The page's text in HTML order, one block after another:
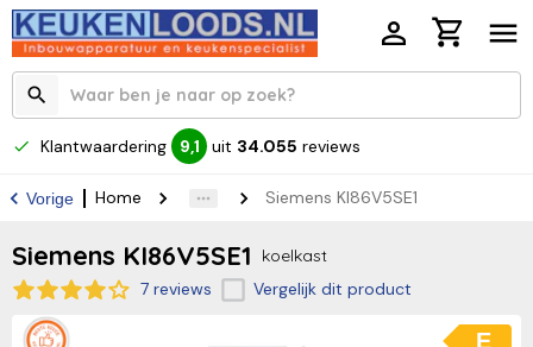
Klantwaardering 9,1 uit 34.055 reviews
Vorige Home Siemens KI86V5SE1
Siemens KI86V5SE1
koelkast
7 reviews
Vergelijk dit product
E